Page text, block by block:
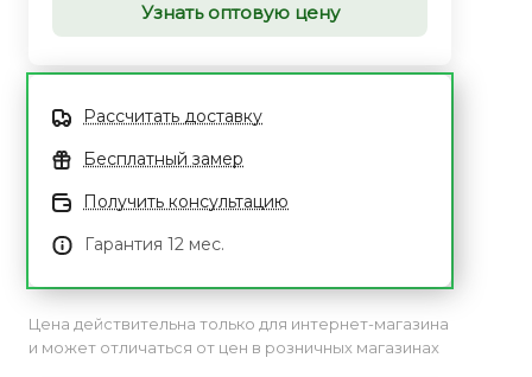
Узнать оптовую цену
Рассчитать доставку
Бесплатный замер
Получить консультацию
Гарантия 12 мес.
Цена действительна только для интернет-магазина
и может отличаться от цен в розничных магазинах